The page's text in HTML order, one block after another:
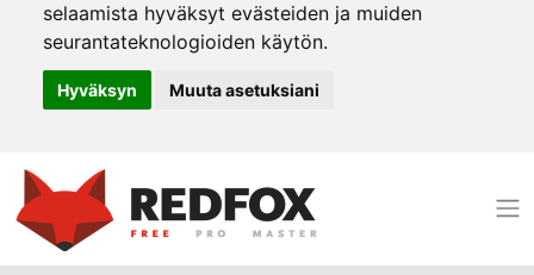
selaamista hyväksyt evästeiden ja muiden
seurantateknologioiden käytön.
Hyväksyn Muuta asetuksiani